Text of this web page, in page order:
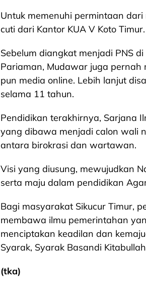
Untuk memenuhi permintaan
cuti dari Kantor KUA V Koto Timur.
Sebelum diangkat menjadi PNS
Pariaman, Mudawar juga
pun media online. Lebih lanjut
selama 11 tahun.
Pendidikan terakhirnya, Sarjana
yang dibawa menjadi calon wali
antara birokrasi dan wartawan.
Visi yang diusung, mewujudkan
serta maju dalam pendidikan
Bagi masyarakat Sikucur Timur,
membawa ilmu pemerintahan
menciptakan keadilan dan
Syarak, Syarak Basandi
(tka)